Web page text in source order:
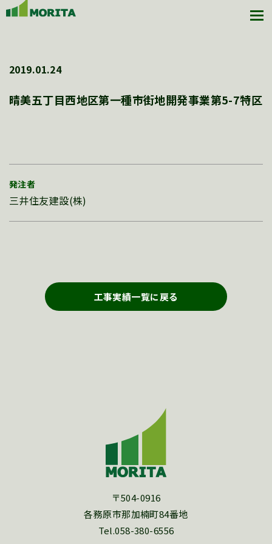
2019.01.24
晴美五丁目西地区第一種市街地開発事業第5-7特区
発注者
三井住友建設(株)
工事実績一覧に戻る
〒504-0916
各務原市那加楠町84番地
Tel.058-380-6556